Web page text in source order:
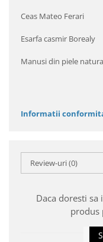
Ceas Mateo Ferari
Esarfa casmir Borealy
Manusi din piele
Informatii
Review-uri(0)
Daca doresti
produs